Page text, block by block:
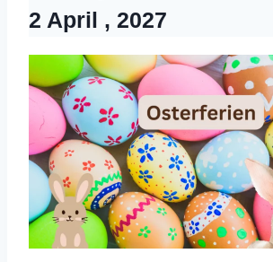
2 April , 2027